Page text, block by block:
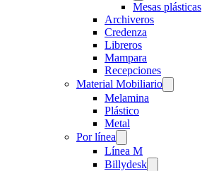
Mesas plásticas
Archiveros
Credenza
Libreros
Mampara
Recepciones
Material Mobiliario
Melamina
Plástico
Metal
Por línea
Línea M
Billydesk